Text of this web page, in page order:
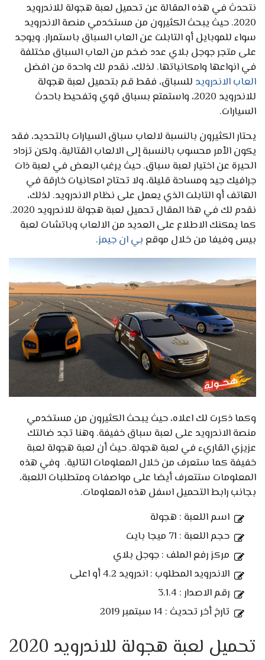
نتحدث في هذه المقالة عن تحميل لعبة هجولة للاندرويد
2020. حيث يبحث الكثيرون من مستخدمي منصة الاندرويد
سواء للموبايل أو التابلت عن العاب السباق باستمرار. ويوجد
على متجر جوجل بلاي عدد ضخم من العاب السباق مختلفة
في انواعها وامكانياتها. لذلك، نقدم لك واحدة من افضل
العاب الاندرويد للسباق، فقط قم بتحميل لعبة هجولة
للاندرويد 2020، واستمتع بسباق قوي وتفحيط باحدث
السيارات.
يحتار الكثيرون بالنسبة لالعاب سباق السيارات بالتحديد، فقد
يكون الأمر محسوب بالنسبة إلى الالعاب القتالية، ولكن تزداد
الحيرة عن اختيار لعبة سباق. حيث يرغب البعض في لعبة ذات
جرافيك جيد ومساحة قليلة، ولا تحتاج امكانيات خارقة في
الهاتف أو التابلت الذي يعمل على نظام الاندرويد. لذلك،
نقدم لك في هذا المقال تحميل لعبة هجولة للاندرويد 2020.
كما يمكنك الاطلاع على العديد من الالعاب وباتشات لعبة
بيس وفيفا من خلال موقع بي ان جيمز.
وكما ذكرت لك اعلاه، حيث يبحث الكثيرون من مستخدمي
منصة الاندرويد على لعبة سباق خفيفة. وهنا تجد ضالتك
عزيزي القاريء في لعبة هجولة. حيث أن لعبة هجولة لعبة
خفيفة كما ستعرف من خلال المعلومات التالية. وفي هذه
المعلومات ستتعرف أيضا على مواصفات ومتطلبات اللعبة،
بجانب رابط التحميل اسفل هذه المعلومات.
اسم اللعبة : هجولة
حجم اللعبة : 71 ميجا بايت
مركز رفع الملف : جوجل بلاي
الاندرويد المطلوب : اندرويد 4.2 أو اعلى
رقم الاصدار : 3.1.4
تارخ أخر تحديث : 14 سبتمبر 2019
تحميل لعبة هجولة للاندرويد 2020